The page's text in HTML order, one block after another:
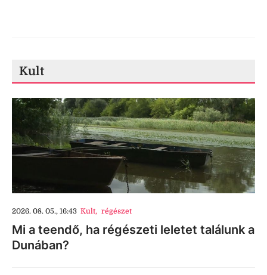
Kult
2026. 08. 05., 16:43 Kult, régészet
Mi a teendő, ha régészeti leletet találunk a
Dunában?